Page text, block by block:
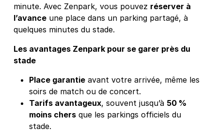
minute. Avec Zenpark, vous pouvez réserver à
l’avance une place dans un parking partagé, à
quelques minutes du stade.
Les avantages Zenpark pour se garer près du
stade
Place garantie avant votre arrivée, même les
soirs de match ou de concert.
Tarifs avantageux, souvent jusqu’à 50 %
moins chers que les parkings officiels du
stade.